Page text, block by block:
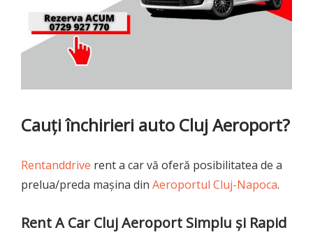
Cauţiînchirieri auto Cluj Aeroport?
Rentanddrive rent a car vă oferă posibilitatea de a
prelua/preda maşina din Aeroportul Cluj-Napoca.
Rent A Car Cluj Aeroport Simplu şi Rapid